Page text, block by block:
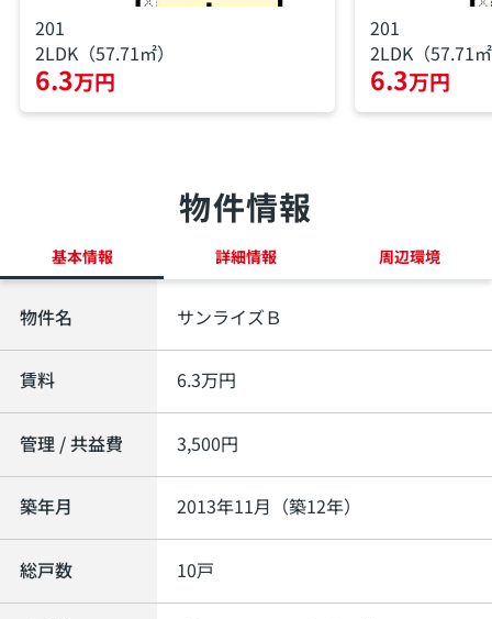
201
2LDK（57.71㎡）
6.3万円
201
2LDK（57.71
6.3万円
物件情報
基本情報 詳細情報 周辺環境
物件名 サンライズＢ
賃料 6.3万円
管理 / 共益費 3,500円
築年月 2013年11月（築12年）
総戸数 10戸